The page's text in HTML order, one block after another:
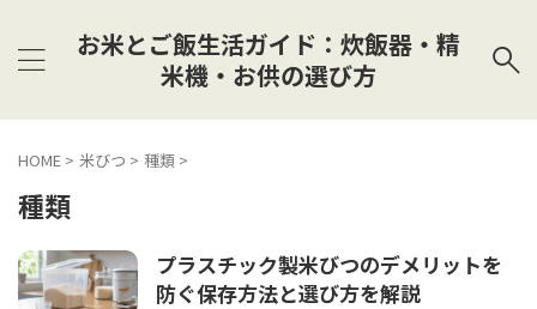
お米とご飯生活ガイド：炊飯器・精
米機・お供の選び方
HOME > 米びつ > 種類 >
種類
プラスチック製米びつのデメリットを
防ぐ保存方法と選び方を解説